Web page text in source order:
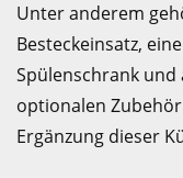
Unter anderem
Besteckeinsatz,
Spülenschrank
optionalen
Ergänzung dieser